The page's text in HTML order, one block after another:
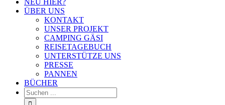
NEU HIER?
ÜBER UNS
KONTAKT
UNSER PROJEKT
CAMPING GÄSI
REISETAGEBUCH
UNTERSTÜTZE UNS
PRESSE
PANNEN
BÜCHER
Suche
nach: